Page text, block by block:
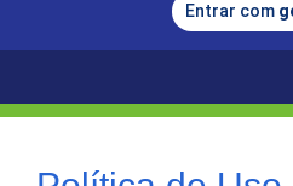
Entrar com